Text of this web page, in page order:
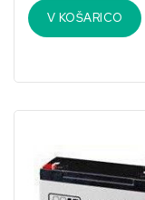
V KOŠARICO